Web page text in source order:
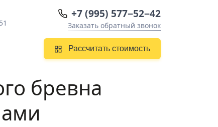
+7 (995) 577−52−42
Заказать обратный звонок
Рассчитать стоимость
бревна